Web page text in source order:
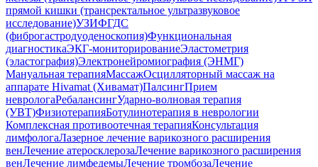
прямой кишки (трансректальное ультразвуковое
исследование)УЗИФГДС
(фиброгастродуоденоскопия)Функциональная
диагностикаЭКГ-мониторированиеЭластометрия
(эластография)Электронейромиография (ЭНМГ)
Мануальная терапияМассажОсцилляторный массаж на
аппарате Hivamat (Хивамат)ПалсингПрием
неврологаРебалансингУдарно-волновая терапия
(УВТ)ФизиотерапияБотулинотерапия в неврологии
Комплексная противоотечная терапияКонсультация
лимфологаЛазерное лечение варикозного расширения
венЛечение атеросклерозаЛечение варикозного расширения
венЛечение лимфедемыЛечение тромбозаЛечение